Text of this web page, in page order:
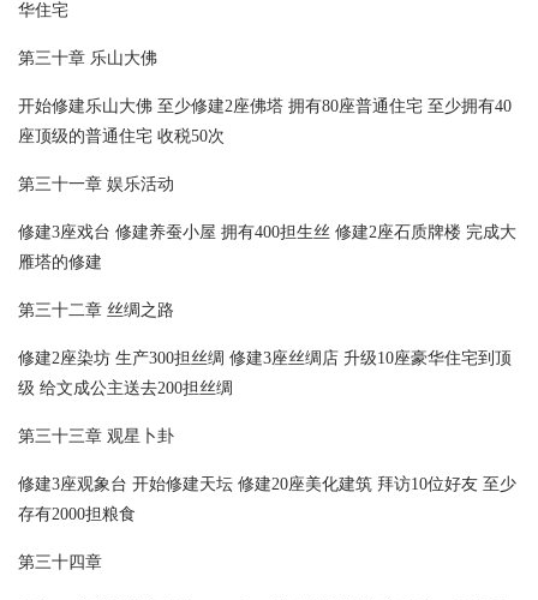
华住宅
第三十章 乐山大佛
开始修建乐山大佛 至少修建2座佛塔 拥有80座普通住宅 至少拥有40
座顶级的普通住宅 收税50次
第三十一章 娱乐活动
修建3座戏台 修建养蚕小屋 拥有400担生丝 修建2座石质牌楼 完成大
雁塔的修建
第三十二章 丝绸之路
修建2座染坊 生产300担丝绸 修建3座丝绸店 升级10座豪华住宅到顶
级 给文成公主送去200担丝绸
第三十三章 观星卜卦
修建3座观象台 开始修建天坛 修建20座美化建筑 拜访10位好友 至少
存有2000担粮食
第三十四章